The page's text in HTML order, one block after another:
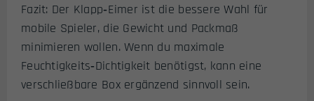
Fazit: Der Klapp‑Eimer ist die bessere Wahl für
mobile Spieler, die Gewicht und Packmaß
minimieren wollen. Wenn du maximale
Feuchtigkeits‑Dichtigkeit benötigst, kann eine
verschließbare Box ergänzend sinnvoll sein.